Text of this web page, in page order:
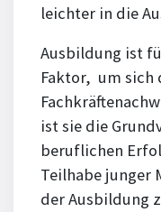
leichter in die
Ausbildung ist
Faktor, um
ist sie die
beruflichen
Teilhabe junger
der Ausbildung